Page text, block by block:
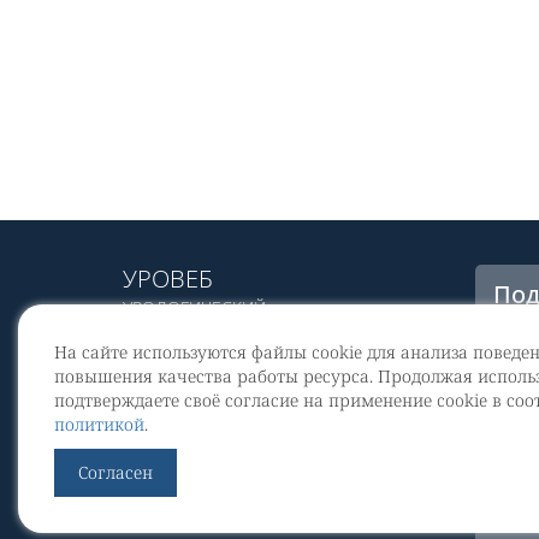
На сайте используются файлы cookie для анализа
повышения качества работы ресурса. Продолжая
подтверждаете своё согласие на применение cookie в
политикой.
Согласен
УРОВЕБ
УРОЛОГИЧЕСКИЙ
© 2002 - 2026
МЕДИАКИТ 2023